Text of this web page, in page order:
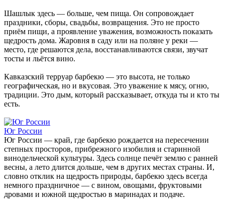
Шашлык здесь — больше, чем пища. Он сопровождает
праздники, сборы, свадьбы, возвращения. Это не просто
приём пищи, а проявление уважения, возможность показать
щедрость дома. Жаровня в саду или на поляне у реки —
место, где решаются дела, восстанавливаются связи, звучат
тосты и льётся вино.
Кавказский терруар барбекю — это высота, не только
географическая, но и вкусовая. Это уважение к мясу, огню,
традиции. Это дым, который рассказывает, откуда ты и кто ты
есть.
Юг России
Юг России — край, где барбекю рождается на пересечении
степных просторов, прибрежного изобилия и старинной
винодельческой культуры. Здесь солнце печёт землю с ранней
весны, а лето длится дольше, чем в других местах страны. И,
словно отклик на щедрость природы, барбекю здесь всегда
немного праздничное — с вином, овощами, фруктовыми
дровами и южной щедростью в маринадах и подаче.